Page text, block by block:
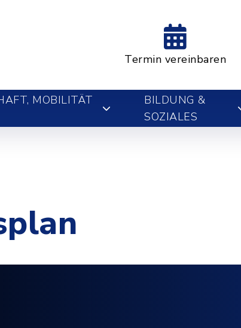
Termin vereinbaren
MOBILITÄT
BILDUNG &
SOZIALES